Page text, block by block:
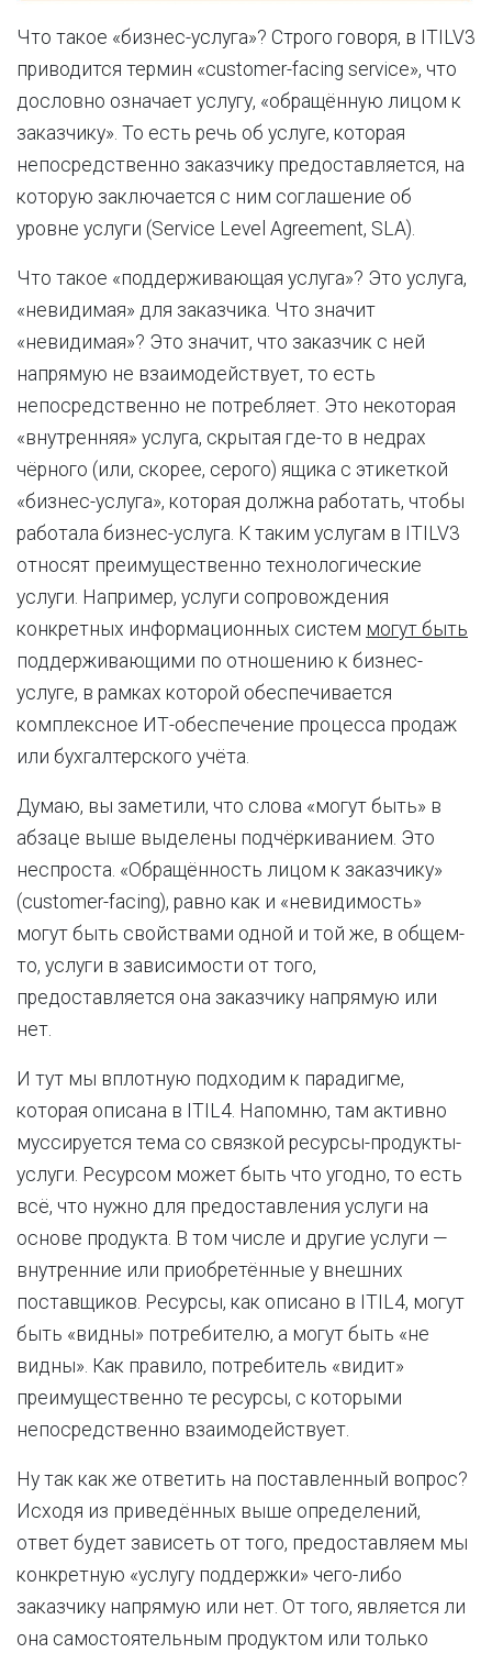
Что такое «бизнес-услуга»? Строго говоря, в ITILV3
приводится термин «customer-facing service», что
дословно означает услугу, «обращённую лицом к
заказчику». То есть речь об услуге, которая
непосредственно заказчику предоставляется, на
которую заключается с ним соглашение об
уровне услуги (Service Level Agreement, SLA).
Что такое «поддерживающая услуга»? Это услуга,
«невидимая» для заказчика. Что значит
«невидимая»? Это значит, что заказчик с ней
напрямую не взаимодействует, то есть
непосредственно не потребляет. Это некоторая
«внутренняя» услуга, скрытая где-то в недрах
чёрного (или, скорее, серого) ящика с этикеткой
«бизнес-услуга», которая должна работать, чтобы
работала бизнес-услуга. К таким услугам в ITILV3
относят преимущественно технологические
услуги. Например, услуги сопровождения
конкретных информационных систем могут быть
поддерживающими по отношению к бизнес-
услуге, в рамках которой обеспечивается
комплексное ИТ-обеспечение процесса продаж
или бухгалтерского учёта.
Думаю, вы заметили, что слова «могут быть» в
абзаце выше выделены подчёркиванием. Это
неспроста. «Обращённость лицом к заказчику»
(customer-facing), равно как и «невидимость»
могут быть свойствами одной и той же, в общем-
то, услуги в зависимости от того,
предоставляется она заказчику напрямую или
нет.
И тут мы вплотную подходим к парадигме,
которая описана в ITIL4. Напомню, там активно
муссируется тема со связкой ресурсы-продукты-
услуги. Ресурсом может быть что угодно, то есть
всё, что нужно для предоставления услуги на
основе продукта. В том числе и другие услуги —
внутренние или приобретённые у внешних
поставщиков. Ресурсы, как описано в ITIL4, могут
быть «видны» потребителю, а могут быть «не
видны». Как правило, потребитель «видит»
преимущественно те ресурсы, с которыми
непосредственно взаимодействует.
Ну так как же ответить на поставленный вопрос?
Исходя из приведённых выше определений,
ответ будет зависеть от того, предоставляем мы
конкретную «услугу поддержки» чего-либо
заказчику напрямую или нет. От того, является ли
она самостоятельным продуктом или только